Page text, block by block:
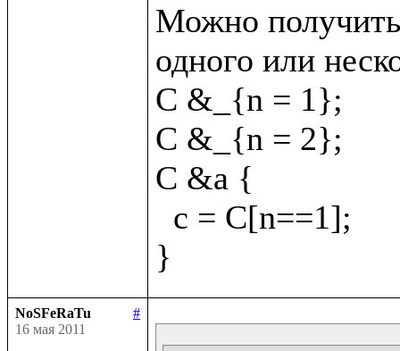
Можно
одного или
C &_{n = 1};
C &_{n = 2};
C &a {
NoSFeRaTu
#
16 мая 2011